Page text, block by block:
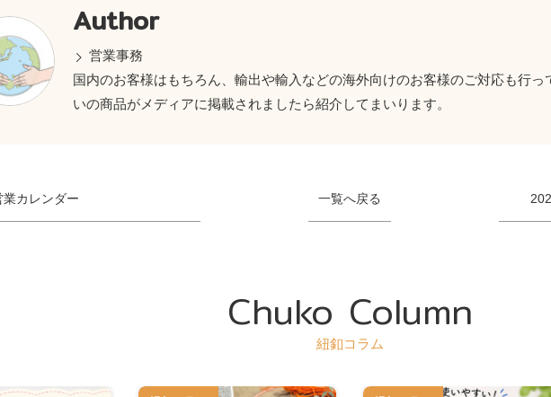
Author
営業事務
国内のお客様はもちろん、輸出や輸入などの海外向けのお客様のご対応も行っ
いの商品がメディアに掲載されましたら紹介してまいります。
業カレンダー 一覧へ戻る
Chuko Column
紐釦コラム